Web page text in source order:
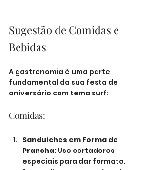
Sugestão de Comidas e
Bebidas
A gastronomia é uma parte
fundamental da sua festa de
aniversário com tema surf:
Comidas:
Sanduíches em Forma de
Prancha: Use cortadores
especiais para dar formato.